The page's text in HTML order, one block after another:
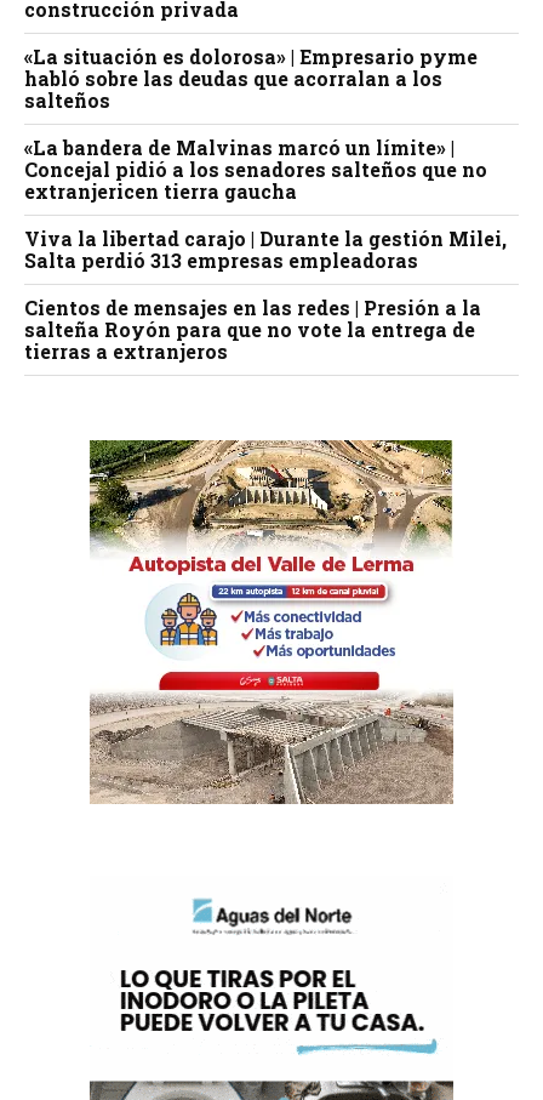
construcción privada
«La situación es dolorosa» | Empresario pyme
habló sobre las deudas que acorralan a los
salteños
«La bandera de Malvinas marcó un límite» |
Concejal pidió a los senadores salteños que no
extranjericen tierra gaucha
Viva la libertad carajo | Durante la gestión Milei,
Salta perdió 313 empresas empleadoras
Cientos de mensajes en las redes | Presión a la
salteña Royón para que no vote la entrega de
tierras a extranjeros